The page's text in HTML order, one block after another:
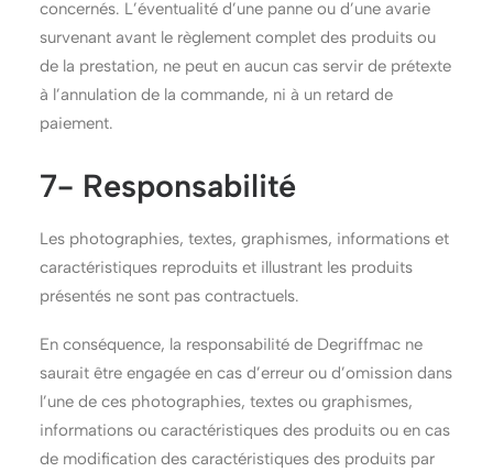
concernés. L’éventualité d’une panne ou d’une avarie
survenant avant le règlement complet des produits ou
de la prestation, ne peut en aucun cas servir de prétexte
à l’annulation de la commande, ni à un retard de
paiement.
7- Responsabilité
Les photographies, textes, graphismes, informations et
caractéristiques reproduits et illustrant les produits
présentés ne sont pas contractuels.
En conséquence, la responsabilité de Degriffmac ne
saurait être engagée en cas d’erreur ou d’omission dans
l’une de ces photographies, textes ou graphismes,
informations ou caractéristiques des produits ou en cas
de modification des caractéristiques des produits par